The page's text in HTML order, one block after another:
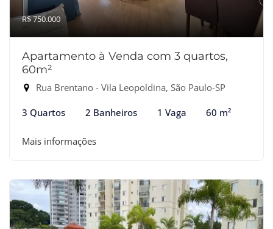
R$ 750.000
Apartamento à Venda com 3 quartos,
60m²
Rua Brentano - Vila Leopoldina, São Paulo-SP
3 Quartos 2 Banheiros 1 Vaga 60 m²
Mais informações